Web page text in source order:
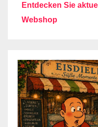
Entdecken Sie
Webshop